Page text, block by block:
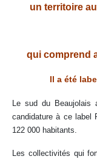
un territoire
qui comprend
Il a été
Le sud du Beaujolais
candidature à ce label
122 000 habitants.
Les collectivités qui